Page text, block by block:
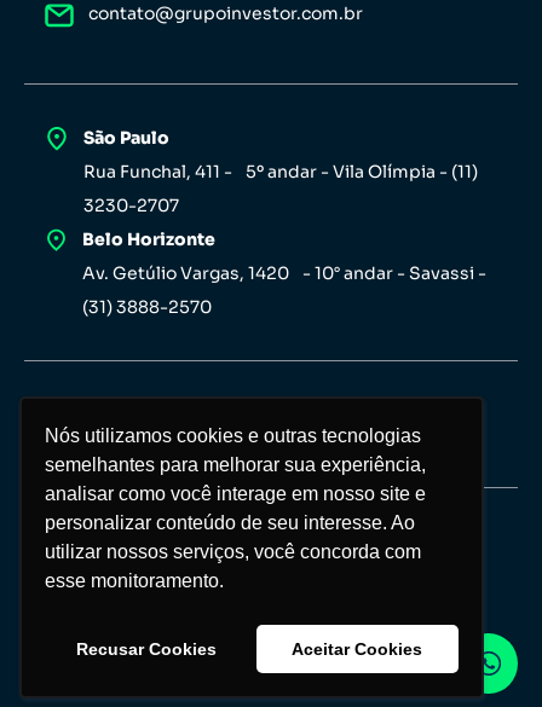
Nós utilizamos cookies e outras tecnologias
semelhantes para melhorar sua experiência,
analisar como você interage em nosso site e
personalizar conteúdo de seu interesse. Ao
utilizar nossos serviços, você concorda com
esse monitoramento.
Recusar Cookies Aceitar Cookies
Nós utilizamos cookies e outras tecnologias
semelhantes para melhorar sua experiência,
analisar como você interage em nosso site e
personalizar conteúdo de seu interesse. Ao
utilizar nossos serviços, você concorda com
esse monitoramento.
Recusar Cookies Aceitar Cookies
contato@grupoinvestor.com.br
São Paulo
Rua Funchal, 411 - 5º andar - Vila Olímpia - (11)
3230-2707
Belo Horizonte
Av. Getúlio Vargas, 1420 - 10° andar - Savassi -
(31) 3888-2570
Copyright Investor 2026 © Todos os direitos
reservados